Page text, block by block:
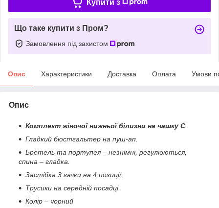
Купити з
Що таке купити з Пром?
Замовлення під захистом
Опис Характеристики Доставка Оплата Умови
Опис
Комплект жіночої нижньої білизни на чашку С
Гладкий бюстгальтер на пуш-ап.
Бретель та портупея – незнімні, регулюються,
спина – гладка.
Застібка 3 гачки на 4 позиції.
Трусики на середній посадці.
Колір – чорний